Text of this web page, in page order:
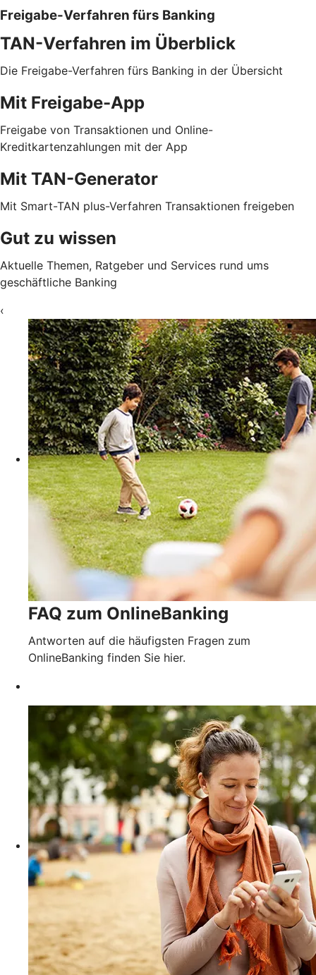
Freigabe-Verfahren fürs Banking
TAN-Verfahren im Überblick
Die Freigabe-Verfahren fürs Banking in der Übersicht
Mit Freigabe-App
Freigabe von Transaktionen und Online-
Kreditkartenzahlungen mit der App
Mit TAN-Generator
Mit Smart-TAN plus-Verfahren Transaktionen freigeben
Gut zu wissen
Aktuelle Themen, Ratgeber und Services rund ums
geschäftliche Banking
‹
FAQ zum OnlineBanking
Antworten auf die häufigsten Fragen zum
OnlineBanking finden Sie hier.